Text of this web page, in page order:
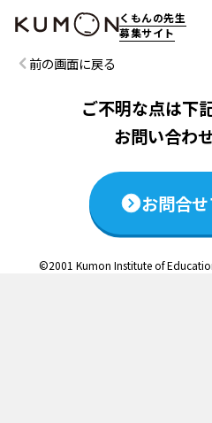
くもんの先生
募集サイト
この説明会は終
前の画面に戻る
ご不明な点は下
お問い合わ
お問合
©2001 Kumon Institute of